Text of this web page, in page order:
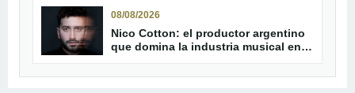
08/08/2026
Nico Cotton: el productor argentino
que domina la industria musical en